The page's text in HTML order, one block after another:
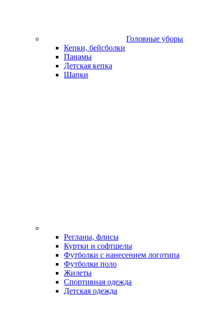
Головные уборы
Кепки, бейсболки
Панамы
Детская кепка
Шапки
Регланы, флисы
Куртки и софтшелы
Футболки с нанесением логотипа
Футболки поло
Жилеты
Спортивная одежда
Детская одежда